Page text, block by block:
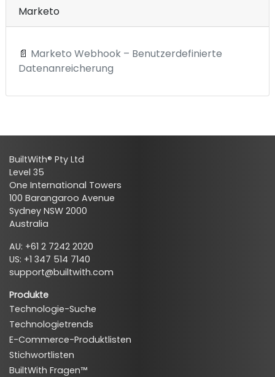
Marketo
📄 Marketo Webhook – Benutzerdefinierte
Datenanreicherung
BuiltWith® Pty Ltd
Level 35
One International Towers
100 Barangaroo Avenue
Sydney NSW 2000
Australia
AU: +61 2 7242 2020
US: +1 347 514 7140
support@builtwith.com
Produkte
Technologie-Suche
Technologietrends
E-Commerce-Produktlisten
Stichwortlisten
BuiltWith Fragen™